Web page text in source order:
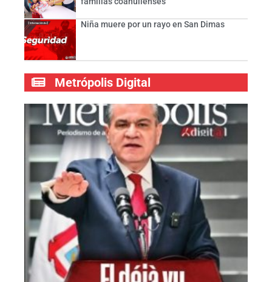
Niña muere por un rayo en San Dimas
Metrópolis Digital